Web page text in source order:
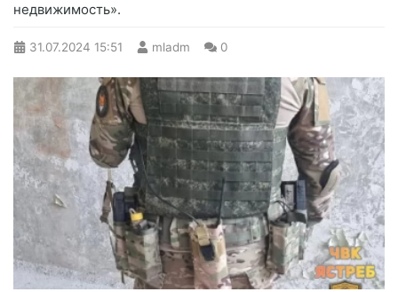
недвижимость».
31.07.2024 15:51 mladm 0